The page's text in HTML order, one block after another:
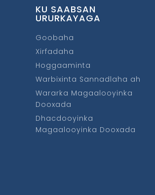
KU SAABSAN
URURKAYAGA
Goobaha
Xirfadaha
Hoggaaminta
Warbixinta Sannadlaha ah
Wararka Magaalooyinka
Dooxada
Dhacdooyinka
Magaalooyinka Dooxada